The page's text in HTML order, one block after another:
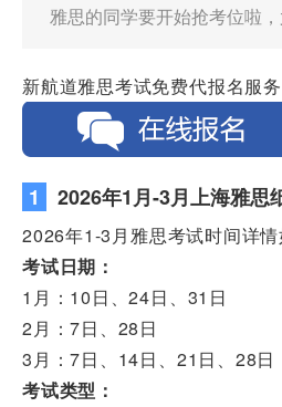
雅思的同学要开始抢考位啦
新航道雅思考试免费代报名服
1 2026年1月-3月上海雅思
2026年1-3月雅思考试时间详情
考试日期：
1月：10日、24日、31日
2月：7日、28日
3月：7日、14日、21日、28日
考试类型：